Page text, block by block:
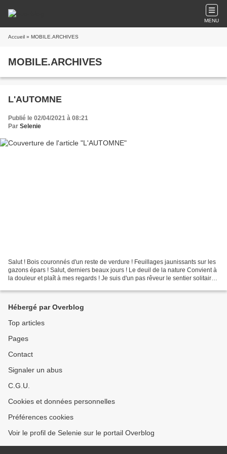
MENU
Accueil » MOBILE.ARCHIVES
MOBILE.ARCHIVES
L'AUTOMNE
Publié le 02/04/2021 à 08:21
Par Selenie
Salut ! Bois couronnés d'un reste de verdure ! Feuillages jaunissants sur les
gazons épars ! Salut, derniers beaux jours ! Le deuil de la nature Convient à
la douleur et plaît à mes regards ! Je suis d'un pas rêveur le sentier solitaire,
Hébergé par Overblog
Top articles
Pages
Contact
Signaler un abus
C.G.U.
Cookies et données personnelles
Préférences cookies
Voir le profil de Selenie sur le portail Overblog